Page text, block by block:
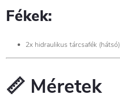
Fékek:
2x hidraulikus tárcsafék (hátsó)
📏 Méretek